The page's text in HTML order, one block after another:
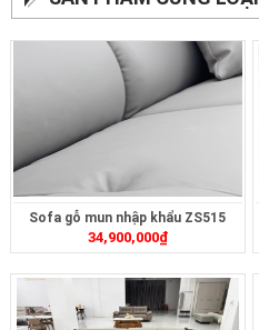
Sofa gỗ mun nhập khẩu ZS515
34,900,000₫